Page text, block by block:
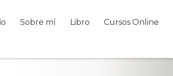
Sobre mí Libro Cursos Online